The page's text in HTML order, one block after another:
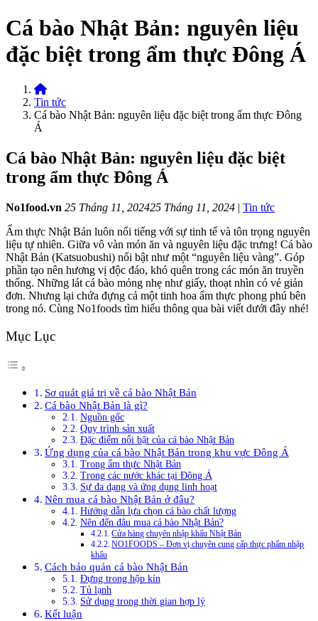
Cá bào Nhật Bản: nguyên liệu
đặc biệt trong ẩm thực Đông Á
Home
Tin tức
Cá bào Nhật Bản: nguyên liệu đặc biệt trong ẩm thực Đông
Á
Cá bào Nhật Bản: nguyên liệu đặc biệt
trong ẩm thực Đông Á
No1food.vn 25 Tháng 11, 202425 Tháng 11, 2024 | Tin tức
Ẩm thực Nhật Bản luôn nổi tiếng với sự tinh tế và tôn trọng nguyên
liệu tự nhiên. Giữa vô vàn món ăn và nguyên liệu đặc trưng! Cá bào
Nhật Bản (Katsuobushi) nổi bật như một “nguyên liệu vàng”. Góp
phần tạo nên hương vị độc đáo, khó quên trong các món ăn truyền
thống. Những lát cá bào mỏng nhẹ như giấy, thoạt nhìn có vẻ giản
đơn. Nhưng lại chứa đựng cả một tinh hoa ẩm thực phong phú bên
trong nó. Cùng No1foods tìm hiểu thông qua bài viết dưới đây nhé!
Mục Lục
Sơ quát giá trị về cá bào Nhật Bản
Cá bào Nhật Bản là gì?
Nguồn gốc
Quy trình sản xuất
Đặc điểm nổi bật của cá bào Nhật Bản
Ứng dụng của cá bào Nhật Bản trong khu vực Đông Á
Trong ẩm thực Nhật Bản
Trong các nước khác tại Đông Á
Sự đa dạng và ứng dụng linh hoạt
Nên mua cá bào Nhật Bản ở đâu?
Hướng dẫn lựa chọn cá bào chất lượng
Nên đến đâu mua cá bào Nhật Bản?
Cửa hàng chuyên nhập khẩu Nhật Bản
NO1FOODS – Đơn vị chuyên cung cấp thực phẩm nhập
khẩu
Cách bảo quản cá bào Nhật Bản
Đựng trong hộp kín
Tủ lạnh
Sử dụng trong thời gian hợp lý
Kết luận